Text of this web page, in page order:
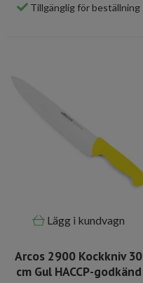
Tillgänglig för beställning
Lägg i kundvagn
Arcos 2900 Kockkniv 30
cm Gul HACCP-godkänd